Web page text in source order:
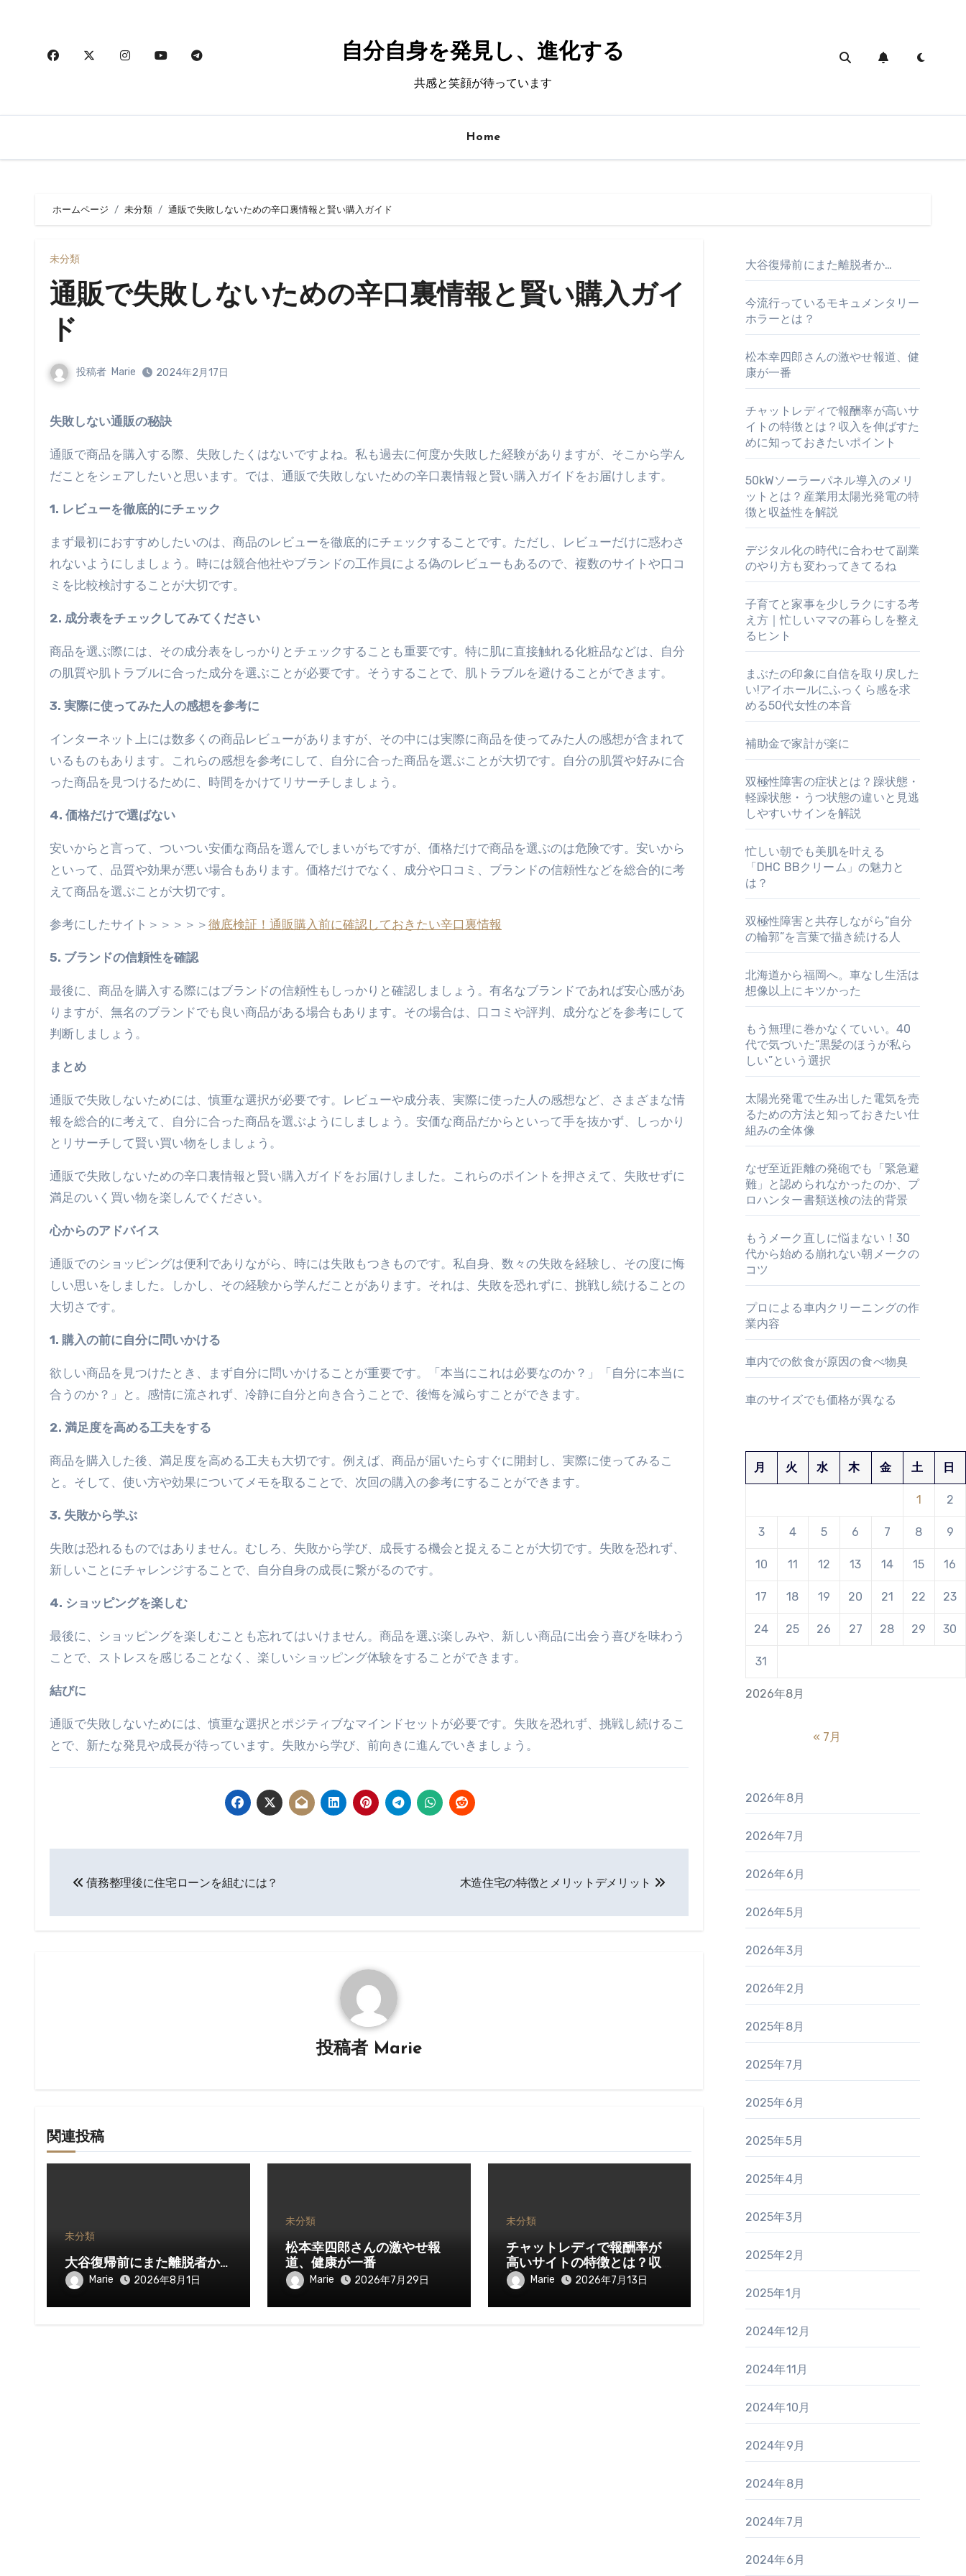
自分自身を発見し、進化する
共感と笑顔が待っています
Home
ホームページ 未分類 通販で失敗しないための辛口裏情報と賢い購入ガイド
未分類
通販で失敗しないための辛口裏情報と賢い購入ガイ
ド
投稿者 Marie 2024年2月17日
失敗しない通販の秘訣
通販で商品を購入する際、失敗したくはないですよね。私も過去に何度か失敗した経験がありますが、そこから学ん
だことをシェアしたいと思います。では、通販で失敗しないための辛口裏情報と賢い購入ガイドをお届けします。
1. レビューを徹底的にチェック
まず最初におすすめしたいのは、商品のレビューを徹底的にチェックすることです。ただし、レビューだけに惑わさ
れないようにしましょう。時には競合他社やブランドの工作員による偽のレビューもあるので、複数のサイトや口コ
ミを比較検討することが大切です。
2. 成分表をチェックしてみてください
商品を選ぶ際には、その成分表をしっかりとチェックすることも重要です。特に肌に直接触れる化粧品などは、自分
の肌質や肌トラブルに合った成分を選ぶことが必要です。そうすることで、肌トラブルを避けることができます。
3. 実際に使ってみた人の感想を参考に
インターネット上には数多くの商品レビューがありますが、その中には実際に商品を使ってみた人の感想が含まれて
いるものもあります。これらの感想を参考にして、自分に合った商品を選ぶことが大切です。自分の肌質や好みに合
った商品を見つけるために、時間をかけてリサーチしましょう。
4. 価格だけで選ばない
安いからと言って、ついつい安価な商品を選んでしまいがちですが、価格だけで商品を選ぶのは危険です。安いから
といって、品質や効果が悪い場合もあります。価格だけでなく、成分や口コミ、ブランドの信頼性などを総合的に考
えて商品を選ぶことが大切です。
参考にしたサイト＞＞＞＞＞ 徹底検証！通販購入前に確認しておきたい辛口裏情報
5. ブランドの信頼性を確認
最後に、商品を購入する際にはブランドの信頼性もしっかりと確認しましょう。有名なブランドであれば安心感があ
りますが、無名のブランドでも良い商品がある場合もあります。その場合は、口コミや評判、成分などを参考にして
判断しましょう。
まとめ
通販で失敗しないためには、慎重な選択が必要です。レビューや成分表、実際に使った人の感想など、さまざまな情
報を総合的に考えて、自分に合った商品を選ぶようにしましょう。安価な商品だからといって手を抜かず、しっかり
とリサーチして賢い買い物をしましょう。
通販で失敗しないための辛口裏情報と賢い購入ガイドをお届けしました。これらのポイントを押さえて、失敗せずに
満足のいく買い物を楽しんでください。
心からのアドバイス
通販でのショッピングは便利でありながら、時には失敗もつきものです。私自身、数々の失敗を経験し、その度に悔
しい思いをしました。しかし、その経験から学んだことがあります。それは、失敗を恐れずに、挑戦し続けることの
大切さです。
1. 購入の前に自分に問いかける
欲しい商品を見つけたとき、まず自分に問いかけることが重要です。「本当にこれは必要なのか？」「自分に本当に
合うのか？」と。感情に流されず、冷静に自分と向き合うことで、後悔を減らすことができます。
2. 満足度を高める工夫をする
商品を購入した後、満足度を高める工夫も大切です。例えば、商品が届いたらすぐに開封し、実際に使ってみるこ
と。そして、使い方や効果についてメモを取ることで、次回の購入の参考にすることができます。
3. 失敗から学ぶ
失敗は恐れるものではありません。むしろ、失敗から学び、成長する機会と捉えることが大切です。失敗を恐れず、
新しいことにチャレンジすることで、自分自身の成長に繋がるのです。
4. ショッピングを楽しむ
最後に、ショッピングを楽しむことも忘れてはいけません。商品を選ぶ楽しみや、新しい商品に出会う喜びを味わう
ことで、ストレスを感じることなく、楽しいショッピング体験をすることができます。
結びに
通販で失敗しないためには、慎重な選択とポジティブなマインドセットが必要です。失敗を恐れず、挑戦し続けるこ
とで、新たな発見や成長が待っています。失敗から学び、前向きに進んでいきましょう。
ナ
債務整理後に住宅ローンを組むには？ 木造住宅の特徴とメリットデメリット
投稿者 Marie
関連投稿
未分類
大谷復帰前にまた離脱者か…
Marie 2026年8月1日
未分類
松本幸四郎さんの激やせ報
道、健康が一番
Marie 2026年7月29日
未分類
チャットレディで報酬率が
高いサイトの特徴とは？収
入を伸ばすために知ってお
きたいポイント
Marie 2026年7月13日
大谷復帰前にまた離脱者か…
今流行っているモキュメンタリー
ホラーとは？
松本幸四郎さんの激やせ報道、健
康が一番
チャットレディで報酬率が高いサ
イトの特徴とは？収入を伸ばすた
めに知っておきたいポイント
50kWソーラーパネル導入のメリ
ットとは？産業用太陽光発電の特
徴と収益性を解説
デジタル化の時代に合わせて副業
のやり方も変わってきてるね
子育てと家事を少しラクにする考
え方｜忙しいママの暮らしを整え
るヒント
まぶたの印象に自信を取り戻した
い!アイホールにふっくら感を求
める50代女性の本音
補助金で家計が楽に
双極性障害の症状とは？躁状態・
軽躁状態・うつ状態の違いと見逃
しやすいサインを解説
忙しい朝でも美肌を叶える
「DHC BBクリーム」の魅力と
は？
双極性障害と共存しながら“自分
の輪郭”を言葉で描き続ける人
北海道から福岡へ。車なし生活は
想像以上にキツかった
もう無理に巻かなくていい。40
代で気づいた“黒髪のほうが私ら
しい”という選択
太陽光発電で生み出した電気を売
るための方法と知っておきたい仕
組みの全体像
なぜ至近距離の発砲でも「緊急避
難」と認められなかったのか、プ
ロハンター書類送検の法的背景
もうメーク直しに悩まない！30
代から始める崩れない朝メークの
コツ
プロによる車内クリーニングの作
業内容
車内での飲食が原因の食べ物臭
車のサイズでも価格が異なる
2026年8月
月 火 水 木 金 土 日
1 2
3 4 5 6 7 8 9
10 11 12 13 14 15 16
17 18 19 20 21 22 23
24 25 26 27 28 29 30
31
« 7月
2026年8月
2026年7月
2026年6月
2026年5月
2026年3月
2026年2月
2025年8月
2025年7月
2025年6月
2025年5月
2025年4月
2025年3月
2025年2月
2025年1月
2024年12月
2024年11月
2024年10月
2024年9月
2024年8月
2024年7月
2024年6月